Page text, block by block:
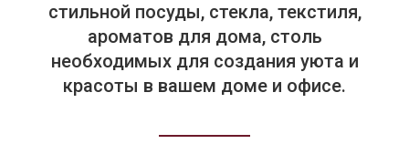
стильной посуды, стекла, текстиля,
ароматов для дома, столь
необходимых для создания уюта и
красоты в вашем доме и офисе.